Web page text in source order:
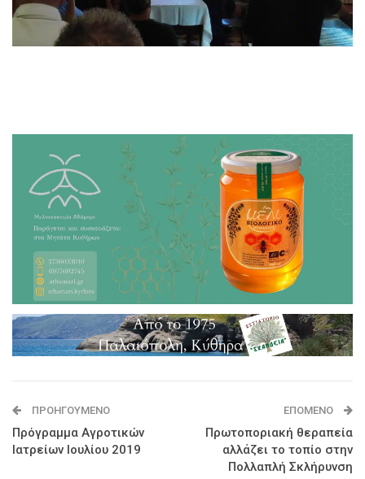
ΠΡΟΗΓΟΎΜΕΝΟ
Πρόγραμμα Αγροτικών
Ιατρείων Ιουλίου 2019
ΕΠΌΜΕΝΟ
Πρωτοποριακή θεραπεία
αλλάζει το τοπίο στην
Πολλαπλή Σκλήρυνση